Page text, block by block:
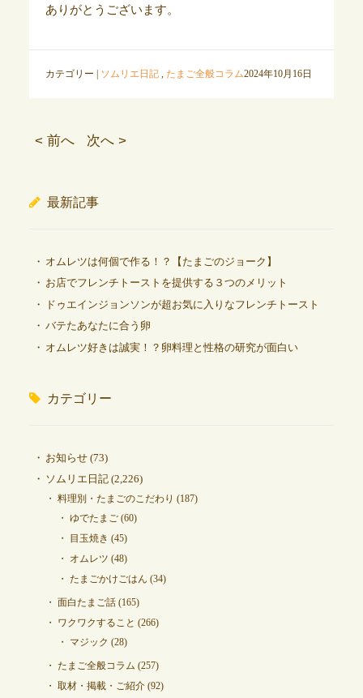
ありがとうございます。
カテゴリー | ソムリエ日記, たまご全般コラム2024年10月16日
< 前へ 次へ >
最新記事
オムレツは何個で作る！？【たまごのジョーク】
お店でフレンチトーストを提供する３つのメリット
ドゥエインジョンソンが超お気に入りなフレンチトースト
バテたあなたに合う卵
オムレツ好きは誠実！？卵料理と性格の研究が面白い
カテゴリー
お知らせ(73)
ソムリエ日記(2,226)
料理別・たまごのこだわり (187)
ゆでたまご(60)
目玉焼き (45)
オムレツ (48)
たまごかけごはん (34)
面白たまご話(165)
ワクワクすること (266)
マジック (28)
たまご全般コラム (257)
取材・掲載・ご紹介(92)